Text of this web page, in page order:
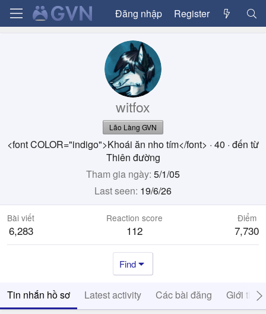
Đăng nhập Register
witfox
Lão Làng GVN
<font COLOR="indigo">Khoái ăn nho tím</font> · 40 · đến từ
Thiên đường
Tham gia ngày 5/1/05
Last seen 19/6/26
Bài viết
6,283
Reaction score
112
Điểm
7,730
Find
Tin nhắn hồ sơ Latest activity Các bài đăng Giới thiệu